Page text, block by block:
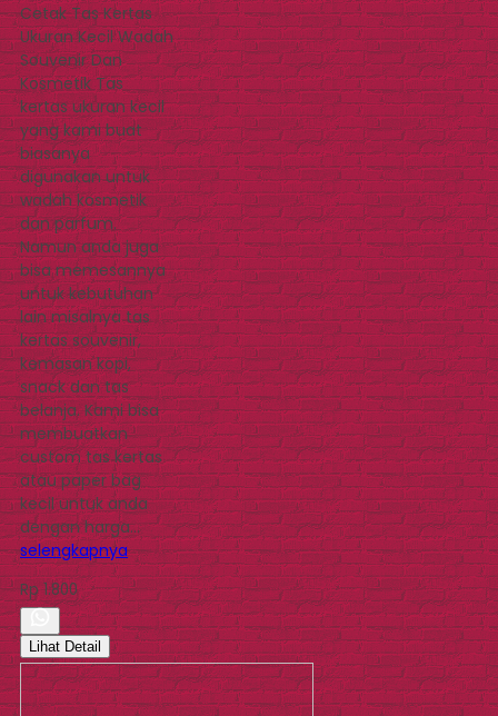
Cetak Tas Kertas
Ukuran Kecil Wadah
Souvenir Dan
Kosmetik Tas
kertas ukuran kecil
yang kami buat
biasanya
digunakan untuk
wadah kosmetik
dan parfum.
Namun anda juga
bisa memesannya
untuk kebutuhan
lain misalnya tas
kertas souvenir,
kemasan kopi,
snack dan tas
belanja. Kami bisa
membuatkan
custom tas kertas
atau paper bag
kecil untuk anda
dengan harga…
selengkapnya
Rp 1.800
Lihat Detail